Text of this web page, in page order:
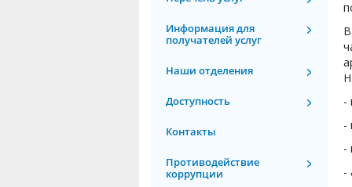
Информация для
получателей услуг
Наши отделения
Доступность
Контакты
Противодействие
коррупции
-
-
-
-